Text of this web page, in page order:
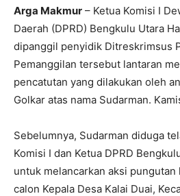
Arga Makmur – Ketua Komisi I
Daerah (DPRD) Bengkulu Utara
dipanggil penyidik Ditreskrimsus
Pemanggilan tersebut lantaran
pencatutan yang dilakukan oleh
Golkar atas nama Sudarman.
Sebelumnya, Sudarman diduga
Komisi I dan Ketua DPRD
untuk melancarkan aksi pungutan
calon Kepala Desa Kalai Duai,